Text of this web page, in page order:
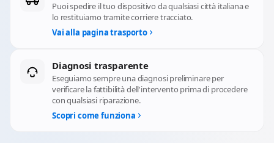
Puoi spedire il tuo dispositivo da qualsiasi città italiana e
lo restituiamo tramite corriere tracciato.
Vai alla pagina trasporto
Diagnosi trasparente
Eseguiamo sempre una diagnosi preliminare per
verificare la fattibilità dell'intervento prima di procedere
con qualsiasi riparazione.
Scopri come funziona